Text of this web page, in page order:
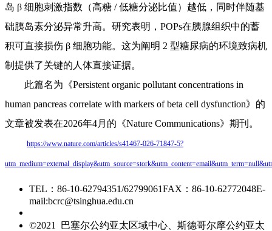
岛 β 细胞刺激指数（高糖 / 低糖分泌比值）越低，同时伴随基
础胰岛素分泌异常升高。研究表明，POPs在胰腺组织中的蓄
积可直接损伤 β 细胞功能。这为阐明 2 型糖尿病的环境致病机
制提供了关键的人体直接证据。
此篇名为《Persistent organic pollutant concentrations in
human pancreas correlate with markers of beta cell dysfunction》的
文章被发表在2026年4月的《Nature Communications》期刊。
https://www.nature.com/articles/s41467-026-71847-5?
TEL：86-10-62794351/62799061FAX：86-10-62772048E-
mail:bcrc@tsinghua.edu.cn
©2021 巴塞尔公约亚太区域中心、斯德哥尔摩公约亚太